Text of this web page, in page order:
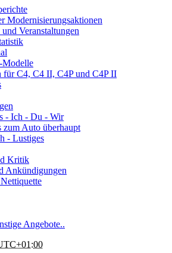
Modernisierungsaktionen
Veranstaltungen
Modelle
für C4, C4 II, C4P und C4P II
- Ich - Du - Wir
zum Auto überhaupt
- Lustiges
Kritik
Ankündigungen
Angebote..